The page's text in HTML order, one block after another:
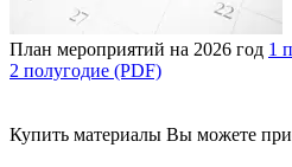
План мероприятий на 2026 год 1
2 полугодие (PDF)
Купить материалы Вы можете